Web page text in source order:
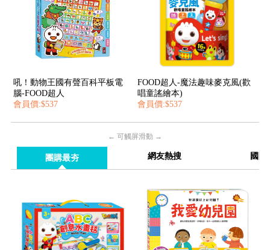
吼！動物王國有聲百科平板電
腦-FOOD超人
會員價:$537
FOOD超人-魔法趣味麥克風(歡
唱童謠繪本)
會員價:$537
← 可觸屏滑動 →
團購最夯 網友熱搜 國際